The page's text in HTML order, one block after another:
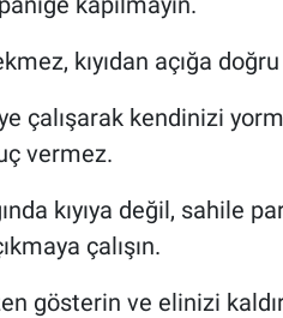
kıyıdan açığa
çalışarak kendinizi
vermez.
kıyıya değil, sahile
çalışın.
gösterin ve elinizi